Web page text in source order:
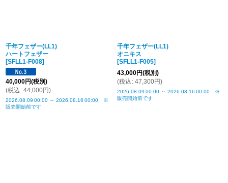
千年フェザー(LL1)
ハートフェザー
[SFLL1-F008]
40,000円(税別)
(税込 : 44,000円)
2026.08.09 00:00 ～ 2026.08.16 00:00 ※
販売開始前です
千年フェザー(LL1)
オニキス
[SFLL1-F005]
43,000円(税別)
(税込 : 47,300円)
2026.08.09 00:00 ～ 2026.08.16 00:00 ※
販売開始前です